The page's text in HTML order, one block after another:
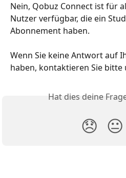
Nein, Qobuz Connect ist für
Nutzer verfügbar, die ein
Abonnement haben.
Wenn Sie keine Antwort auf
haben, kontaktieren Sie bitte
Hat dies deine
😞 😐